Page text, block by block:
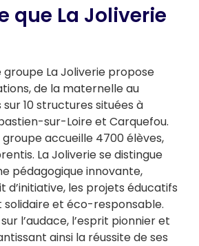
que La Joliverie
groupe La Joliverie propose
de la maternelle au
10 structures situées à
sur-Loire et Carquefou.
accueille 4700 élèves,
La Joliverie se distingue
pédagogique innovante,
d’initiative, les projets éducatifs
solidaire et éco-responsable.
l’audace, l’esprit pionnier et
ainsi la réussite de ses